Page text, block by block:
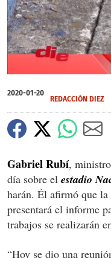
of
1
39
seconds
2020-01-20
REDACCIÓN DIEZ
Gabriel Rubí,
día sobre el estadio
harán. Él afirmó que
presentará el informe
trabajos se realizarán
“Hoy se dio una